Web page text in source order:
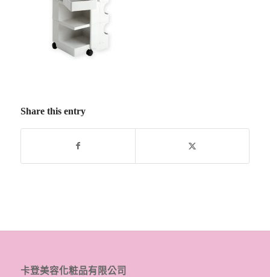
Share this entry
卡登美容化粧品有限公司